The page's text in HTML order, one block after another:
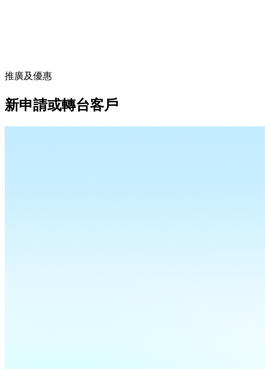
推廣及優惠
新申請或轉台客戶